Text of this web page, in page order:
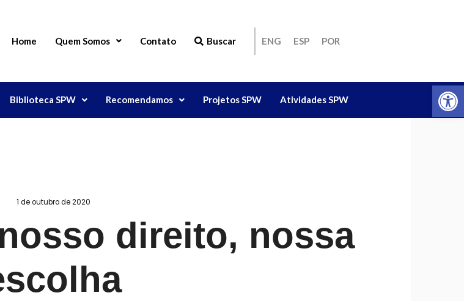
Home Quem Somos Contato Buscar ENG ESP POR
Biblioteca SPW Recomendamos Projetos SPW Atividades SPW
1 de outubro de 2020
direito, nossa